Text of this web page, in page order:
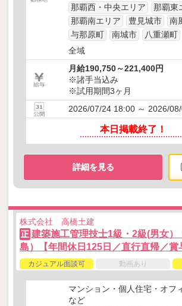
那覇西・中央エリア
那覇東
那覇南エリア
豊見城市
南
与那原町
南城市 八重瀬町
全域
月給190,750～221,400円
※諸手当込み
※試用期間3ヶ月
2026/07/24 18:00 ～ 2026/
本日掲載終了！
詳細を見る
株式会社 高橋土建
正 建築施工管理技士1級・2級(男女）
島）【年間休日125日／直行直帰／賞
カジュアル面談可 動画あり
マンション・個人住宅・オフ
など